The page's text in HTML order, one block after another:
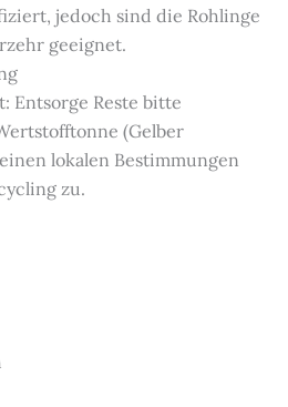
jedoch sind die Rohlinge
geeignet.
Entsorge Reste bitte
(Gelber
lokalen Bestimmungen
zu.